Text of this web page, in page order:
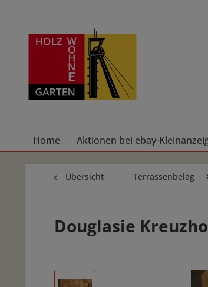
Home Aktionen bei ebay-
Übersicht Terrassenbelag
Douglasie